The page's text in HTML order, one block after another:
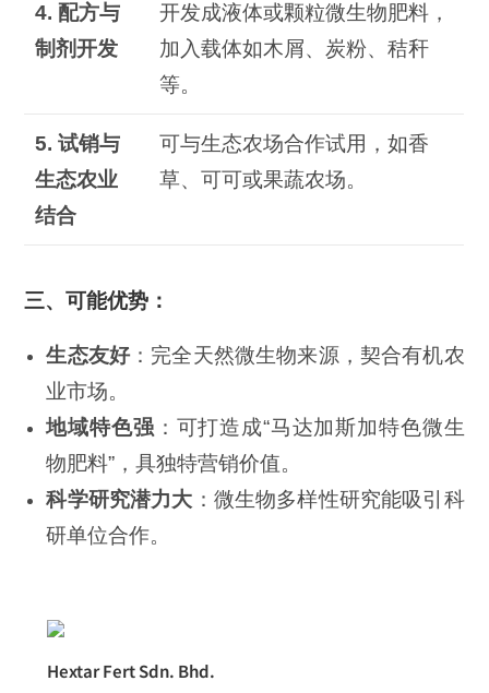
4. 配方与
制剂开发
开发成液体或颗粒微生物肥料，
加入载体如木屑、炭粉、秸秆
等。
5.试销与
生态农业
结合
可与生态农场合作试用，如香
草、可可或果蔬农场。
三、可能优势：
生态友好：完全天然微生物来源，契合有机农
业市场。
地域特色强 ：可打造成“马达加斯加特色微生
物肥料”，具独特营销价值。
科学研究潜力大 ：微生物多样性研究能吸引科
研单位合作。
Hextar Fert Sdn. Bhd.